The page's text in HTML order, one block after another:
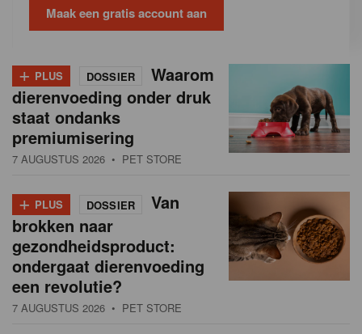
Maak een gratis account aan
+ PLUS DOSSIER
Waarom
dierenvoeding onder druk
staat ondanks
premiumisering
7 AUGUSTUS 2026 • PET STORE
+ PLUS DOSSIER
Van
brokken naar
gezondheidsproduct:
ondergaat dierenvoeding
een revolutie?
7 AUGUSTUS 2026 • PET STORE